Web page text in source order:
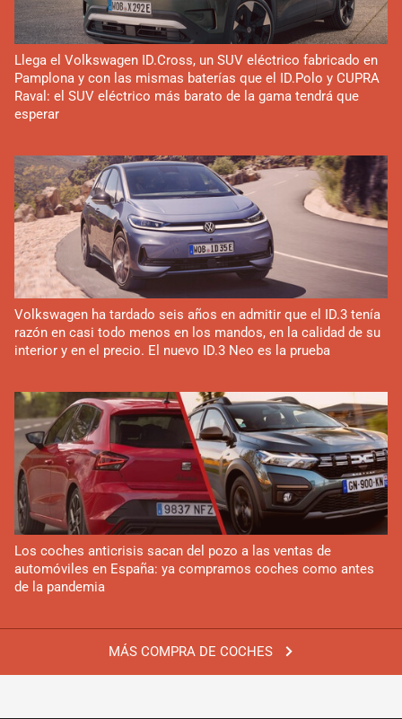
MÁS COMPRA DE COCHES
Llega el Volkswagen ID.Cross, un SUV eléctrico fabricado en
Pamplona y con las mismas baterías que el ID.Polo y CUPRA
Raval: el SUV eléctrico más barato de la gama tendrá que
esperar
Volkswagen ha tardado seis años en admitir que el ID.3 tenía
razón en casi todo menos en los mandos, en la calidad de su
interior y en el precio. El nuevo ID.3 Neo es la prueba
Los coches anticrisis sacan del pozo a las ventas de
automóviles en España: ya compramos coches como antes
de la pandemia